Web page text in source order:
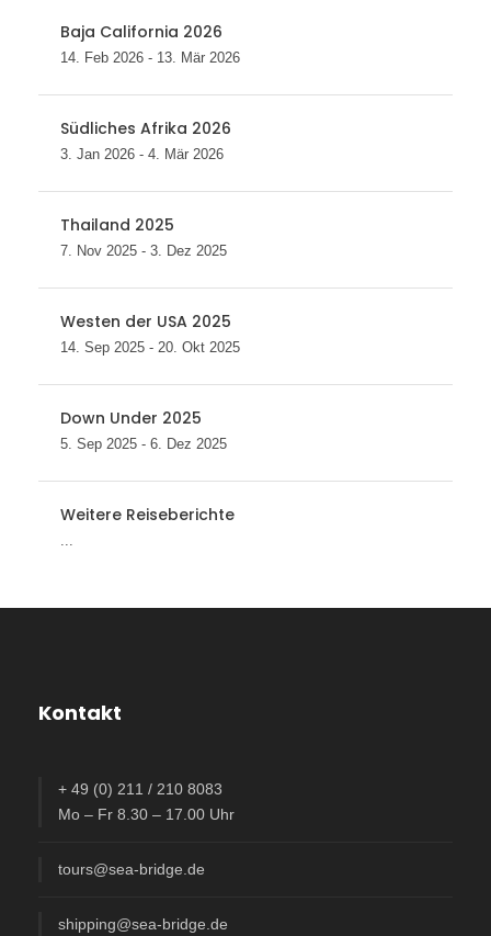
Baja California 2026
14. Feb 2026 - 13. Mär 2026
Südliches Afrika 2026
3. Jan 2026 - 4. Mär 2026
Thailand 2025
7. Nov 2025 - 3. Dez 2025
Westen der USA 2025
14. Sep 2025 - 20. Okt 2025
Down Under 2025
5. Sep 2025 - 6. Dez 2025
Weitere Reiseberichte
Kontakt
+ 49 (0) 211 / 210 8083
Mo – Fr 8.30 – 17.00 Uhr
tours@sea-bridge.de
shipping@sea-bridge.de